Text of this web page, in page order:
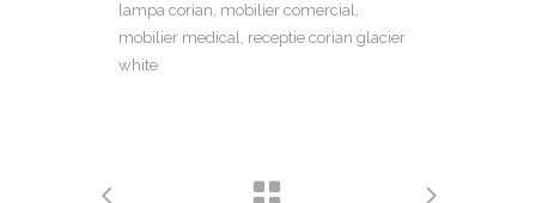
lampa corian, mobilier comercial,
mobilier medical, receptie corian glacier
white